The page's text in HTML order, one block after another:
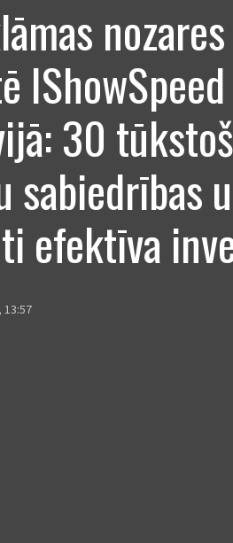
30
sabiedrības
efektīva
13:57